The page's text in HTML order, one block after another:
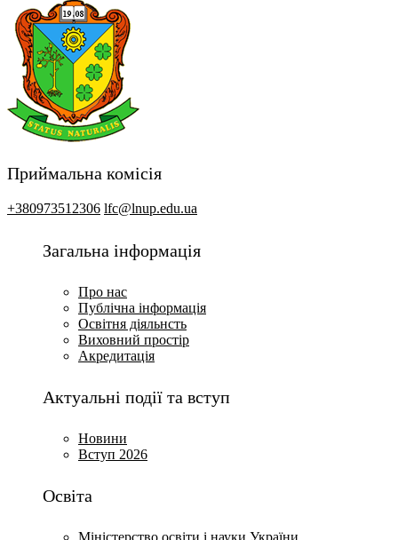
Приймальна комісія
+380973512306 lfc@lnup.edu.ua
Загальна інформація
Про нас
Публічна інформація
Освітня діяльнсть
Виховний простір
Акредитація
Актуальні події та вступ
Новини
Вступ 2026
Освіта
Міністерство освіти і науки України